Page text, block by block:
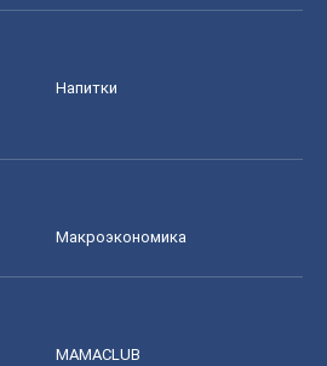
Напитки
Mакроэкономика
MAMACLUB